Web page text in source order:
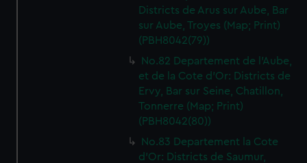
Districts de Arus sur Aube, Bar
sur Aube, Troyes (Map; Print)
(PBH8042(79))
No.82 Departement de l'Aube,
et de la Cote d'Or: Districts de
Ervy, Bar sur Seine, Chatillon,
Tonnerre (Map; Print)
(PBH8042(80))
No.83 Departement la Cote
d'Or: Districts de Saumur,